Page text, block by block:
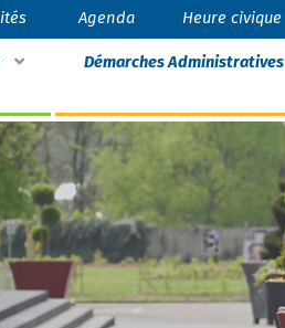
Agenda Heure civique
Démarches Administratives